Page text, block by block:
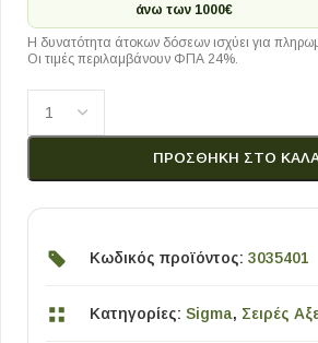
άνω των 1000€
Η δυνατότητα άτοκων δόσεων ισχύει για
Οι τιμές περιλαμβάνουν ΦΠΑ 24%.
ΠΡΟΣΘΉΚΗ ΣΤΟ
Κωδικός προϊόντος: 3035401
Κατηγορίες: Sigma, Σειρές